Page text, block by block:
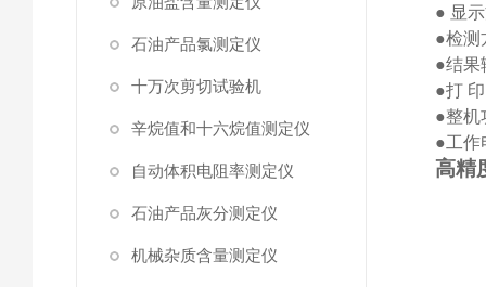
石油产品氯测定仪
十万次剪切试验机
辛烷值和十六烷值测定仪
自动体积电阻率测定仪
石油产品灰分测定仪
机械杂质含量测定仪
● 显
●检测
●结果
●打 印
●整机
●工作
高精